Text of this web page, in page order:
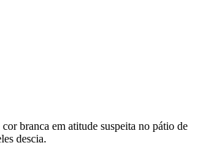
branca em atitude suspeita no pátio de
descia.